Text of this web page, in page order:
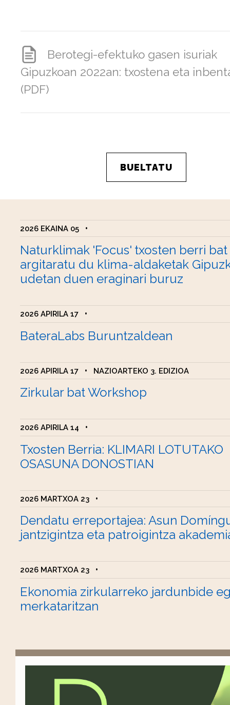
Berotegi-efektuko gasen isuriak
Gipuzkoan 2022an: txostena eta
(PDF)
BUELTATU
2026 EKAINA 05 •
Naturklimak 'Focus' txosten berri bat
argitaratu du klima-aldaketak
udetan duen eraginari buruz
2026 APIRILA 17 •
BateraLabs Buruntzaldean
2026 APIRILA 17 • NAZIOARTEKO 3. EDIZIOA
Zirkular bat Workshop
2026 APIRILA 14 •
Txosten Berria: KLIMARI LOTUTAKO
OSASUNA DONOSTIAN
2026 MARTXOA 23 •
Dendatu erreportajea: Asun
jantzigintza eta patroigintza
2026 MARTXOA 23 •
Ekonomia zirkularreko jardunbide
merkataritzan